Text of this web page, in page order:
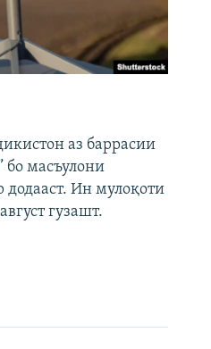
аз баррасии
бо масъулони
додааст. Ин мулоқоти
гузашт.